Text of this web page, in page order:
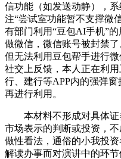
信功能（如发送动静），
注“尝试室功能暂不支撑微
有部门利用“豆包AI手机”
做微信，微信账号被封禁
但无法利用豆包帮手进行
社交上反馈，本人正在利
行、建行等APP内的强弹
再进行利用。
本材料不形成对具体证
市场表示的判断或投资，
做性看法，通俗的小我投
解读办事而对演讲中的环